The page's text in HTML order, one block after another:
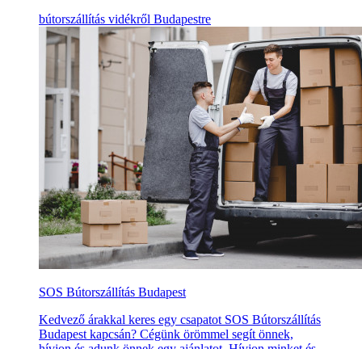
bútorszállítás vidékről Budapestre
SOS Bútorszállítás Budapest
Kedvező árakkal keres egy csapatot SOS Bútorszállítás
Budapest kapcsán? Cégünk örömmel segít önnek,